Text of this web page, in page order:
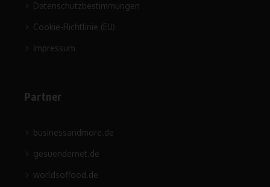
Datenschutzbestimmungen
Cookie-Richtlinie (EU)
Impressum
Partner
businessandmore.de
gesuendernet.de
worldsoffood.de